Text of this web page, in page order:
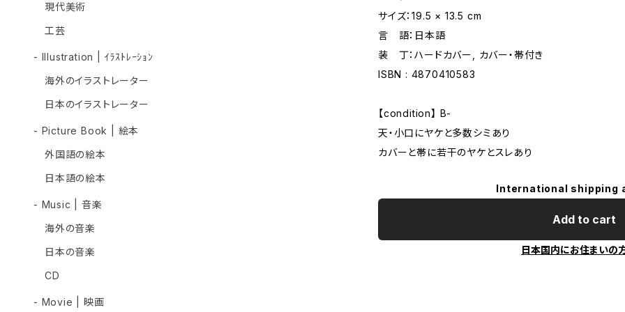
サイズ：19.5 × 13.5 cm
言 語：日本語
装 丁：ハードカバー, カバー・帯付き
ISBN : 4870410583
【condition】 B-
天・小口にヤケと多数シミあり
カバーと帯に若干のヤケとスレあり
International shipping
Add to cart
日本国内にお住まいの
現代美術
工芸
- Illustration | ｲﾗｽﾄﾚｰｼｮﾝ
海外のイラストレーター
日本のイラストレーター
- Picture Book | 絵本
外国語の絵本
日本語の絵本
- Music | 音楽
海外の音楽
日本の音楽
CD
- Movie | 映画